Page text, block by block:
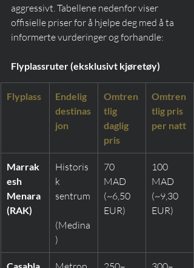
aggressivt. Tabellene nedenfor viser
offisielle priser for å hjelpe deg med å ta
informerte vurderinger og forhandle:
Flyplassruter (eksklusivt kjøretøy)
Flyplass
Endelig
destinas
jon
Omtren
tlig
daglig
pris
Omtren
tlig pris
per natt
Marrak
esh
Menara
(RAK)
Historis
k
sentrum
(Medina
)
70
MAD
(~6,50
EUR)
100
MAD
(~9,30
EUR)